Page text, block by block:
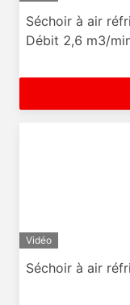
Séchoir à air
Débit 2,6 m3/
Vidéo
Séchoir à air